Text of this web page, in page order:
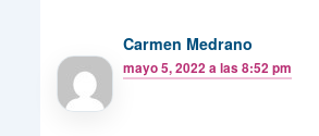
Carmen Medrano
mayo 5, 2022 a las 8:52 pm